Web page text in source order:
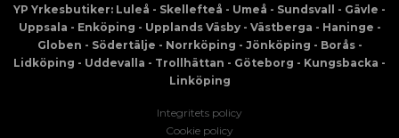
YP Yrkesbutiker: Luleå - Skellefteå - Umeå - Sundsvall - Gävle -
Uppsala - Enköping - Upplands Väsby - Västberga - Haninge -
Globen - Södertälje - Norrköping - Jönköping - Borås -
Lidköping - Uddevalla - Trollhättan - Göteborg - Kungsbacka -
Linköping
Integritets policy
Cookie policy